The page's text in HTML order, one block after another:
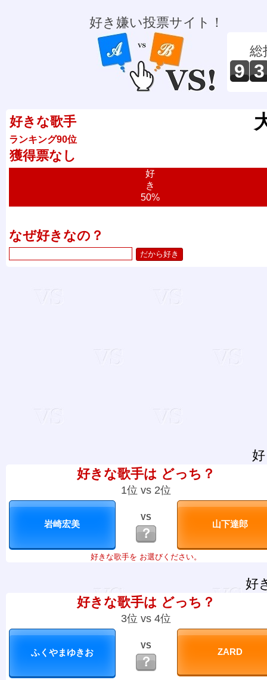
好き嫌い投票サイト！
総
9 3
好きな歌手
ランキング90位
獲得票なし
好
き
50%
なぜ好きなの？
好きな歌手は どっち？
1位 vs 2位
VS
？
好きな歌手を お選びください。
好
好きな歌手は どっち？
3位 vs 4位
VS
？